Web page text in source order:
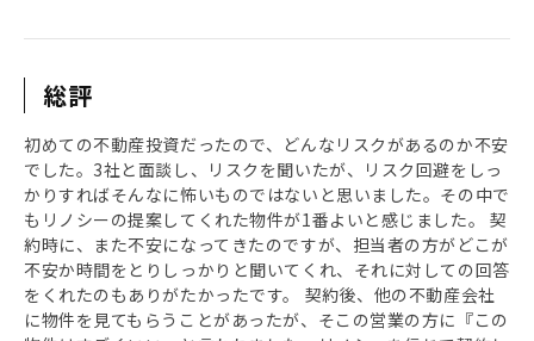
総評
初めての不動産投資だったので、どんなリスクがあるのか不安
でした。3社と面談し、リスクを聞いたが、リスク回避をしっ
かりすればそんなに怖いものではないと思いました。その中で
もリノシーの提案してくれた物件が1番よいと感じました。 契
約時に、また不安になってきたのですが、担当者の方がどこが
不安か時間をとりしっかりと聞いてくれ、それに対しての回答
をくれたのもありがたかったです。 契約後、他の不動産会社
に物件を見てもらうことがあったが、そこの営業の方に『この